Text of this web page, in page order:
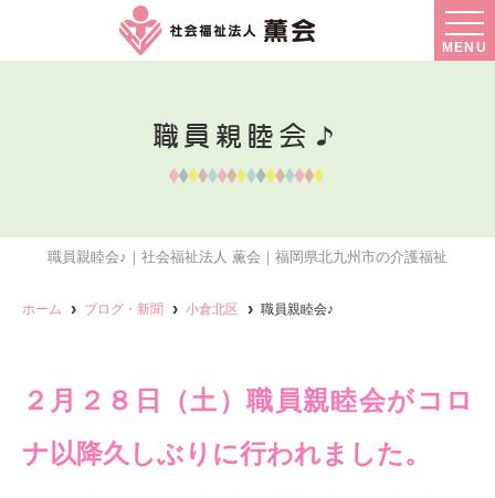
MENU
職員親睦会♪
職員親睦会♪｜社会福祉法人 薫会｜福岡県北九州市の介護福祉
ホーム ブログ・新聞 小倉北区 職員親睦会♪
２月２８日（土）職員親睦会がコロ
ナ以降久しぶりに行われました。